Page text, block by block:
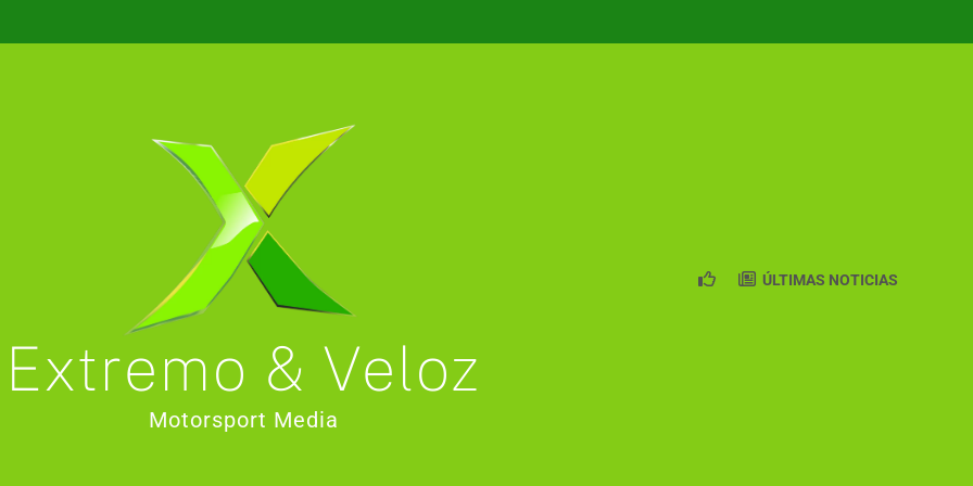
Extremo & Veloz
Motorsport Media
ÚLTIMAS NOTICIAS